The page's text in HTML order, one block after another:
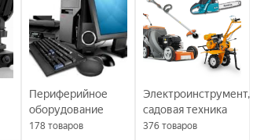
Периферийное
оборудование
178 товаров
Электроинструмент,
садовая техника
376товаров